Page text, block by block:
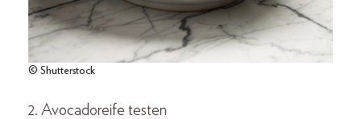
© Shutterstock
2. Avocadoreife testen